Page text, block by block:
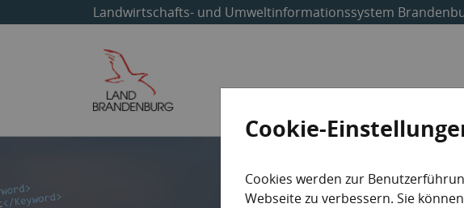
Landwirtschafts- und Umweltinformationssystem
Cookie-
Cookies werden zur
Webseite zu verbessern. Sie